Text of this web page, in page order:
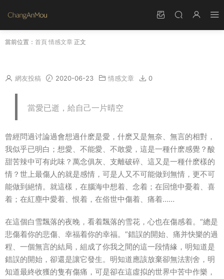
當前位置： 首頁 情感文章 正文
網友投稿 2020-06-23 情感文章 0
當愛已逝，給自己一片晴空
曾經問過讨論過會想過什麽是愛，什麽又是無奈、無言的相對，
我似乎已明白；想愛、不能愛、不敢愛，這是一種什麽感覺？酸
甜苦辣中可有此味？萬念俱灰、支離破碎、這又是一種什麽樣的
情？世上最傷人的就是感情，可是人又不可能做到無情，更不可
能做到絕情。就這樣，在腦海中想着、念着；在回憶中憂着、喜
着；在紅塵中愛着、恨着，在俗世中傷着、痛着……
在這個白雪飄落的夜晚，看着飄落的雪花，心也在傷感着。“總是
悲傷着你的悲傷、幸福着你的幸福。”錯誤的開始、痛并快樂的過
程、一個無言的結局，組成了你我之間的這一段情緣，明知道是
錯誤的開始，卻還是讓它發生。明知道應該放棄卻無法割舍，明
知道最終收獲的隻有傷痛，可是卻在這虛拟的世界中苦中作樂，